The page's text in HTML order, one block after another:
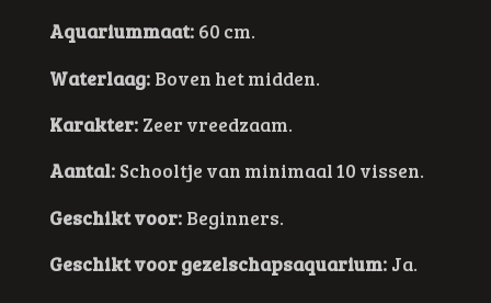
Aquariummaat:60 cm.
Waterlaag:Boven het midden.
Karakter:Zeer vreedzaam.
Aantal: Schooltje van minimaal 10 vissen.
Geschikt voor: Beginners.
Geschikt voor gezelschapsaquarium: Ja.